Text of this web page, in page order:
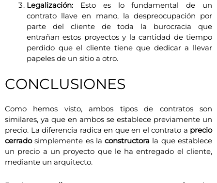
Legalización: Esto es lo fundamental de un
contrato llave en mano, la despreocupación por
parte del cliente de toda la burocracia que
entrañan estos proyectos y la cantidad de tiempo
perdido que el cliente tiene que dedicar a llevar
papeles de un sitio a otro.
CONCLUSIONES
Como hemos visto, ambos tipos de contratos son
similares, ya que en ambos se establece previamente un
precio. La diferencia radica en que en el contrato a precio
cerradosimplemente es laconstructora la que establece
un precio a un proyecto que le ha entregado el cliente,
mediante un arquitecto.